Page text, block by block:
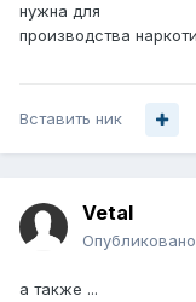
нужна для
производства
Вставить ник
Vetal
Опубликовано
а также ...